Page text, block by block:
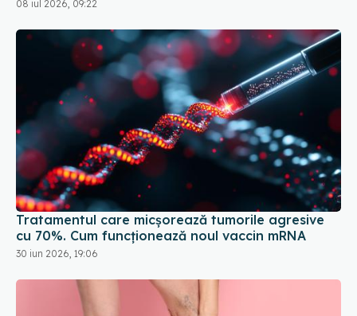
Tratamentul care micșorează tumorile agresive
cu 70%. Cum funcționează noul vaccin mRNA
30 iun 2026, 19:06